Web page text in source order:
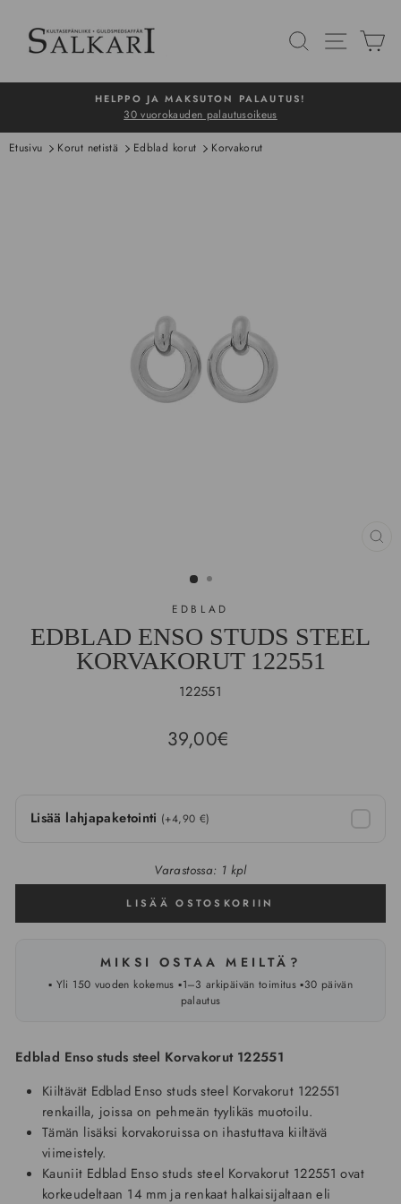
sisältöön
HAKU
Pysäytä
HELPPO JA MAKSUTON PALAUTUS!
30 vuorokauden palautusoikeus
Etusivu Korut netistä Edblad korut Korvakorut
EDBLAD
EDBLAD ENSO STUDS STEEL
KORVAKORUT 122551
122551
Hinta
39,00€
Lisää lahjapaketointi (+4,90 €)
Varastossa: 1 kpl
LISÄÄ OSTOSKORIIN
MIKSI OSTAA MEILTÄ?
▪️ Yli 150 vuoden kokemus ▪️1–3 arkipäivän toimitus ▪️30 päivän
palautus
Edblad Enso studs steel Korvakorut 122551
Kiiltävät Edblad Enso studs steel Korvakorut 122551
renkailla, joissa on pehmeän tyylikäs muotoilu.
Tämän lisäksi korvakoruissa on ihastuttava kiiltävä
viimeistely.
Kauniit Edblad Enso studs steel Korvakorut 122551 ovat
korkeudeltaan 14 mm ja renkaat halkaisijaltaan eli